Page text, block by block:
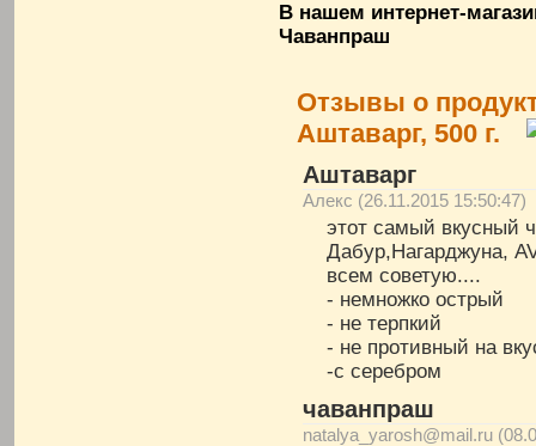
В нашем интернет-
Чаванпраш
Отзывы о
Аштаварг, 500 г.
Аштаварг
Алекс (26.11.2015 15:50:47)
этот самый вкусный
Дабур,Нагарджуна,
всем советую....
- немножко острый
- не терпкий
- не противный на
-с серебром
чаванпраш
natalya_yarosh@mail.ru